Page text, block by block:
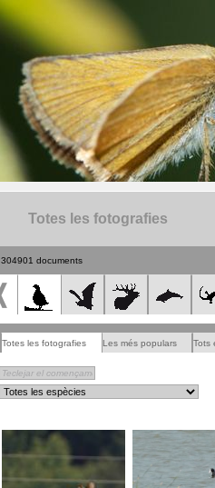
Totes les fotografies
304901 documents
Totes les fotografies Les més populars Tots